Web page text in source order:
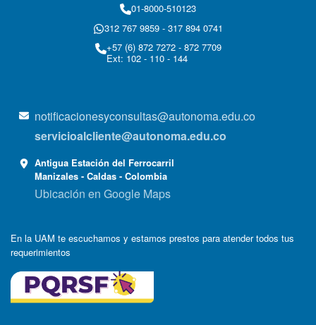
01-8000-510123
312 767 9859 - 317 894 0741
+57 (6) 872 7272 - 872 7709
Ext: 102 - 110 - 144
notificacionesyconsultas@autonoma.edu.co
servicioalcliente@autonoma.edu.co
Antigua Estación del Ferrocarril
Manizales - Caldas - Colombia
Ubicación en Google Maps
En la UAM te escuchamos y estamos prestos para atender todos tus
requerimientos